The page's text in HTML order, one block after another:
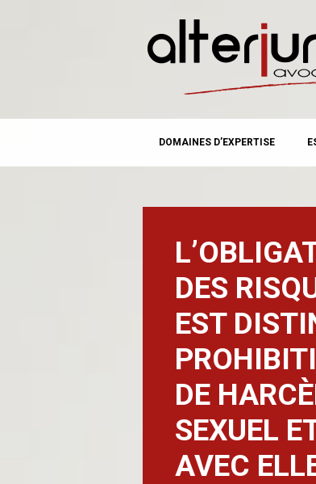
MAIN MENU
content
DOMAINES D’EXPERTISE
DES
EST
DE
SEXUEL
AVEC